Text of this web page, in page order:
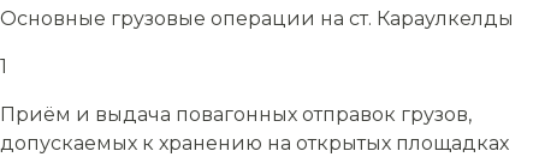
Основные грузовые операции на ст. Караулкелды
1
Приём и выдача повагонных отправок грузов,
допускаемых к хранению на открытых площадках